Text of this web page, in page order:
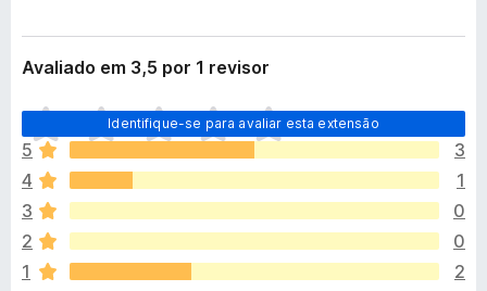
Avaliado em 3,5 por 1 revisor
Identifique-se para avaliar esta extensão
A
i
n
d
a
n
ã
o
5
3
4
1
3
0
2
0
1
2